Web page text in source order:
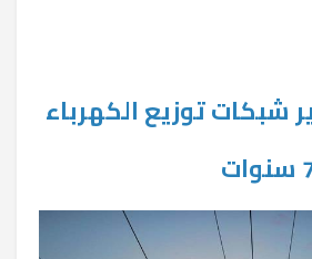
شبكات توزيع الكهرباء